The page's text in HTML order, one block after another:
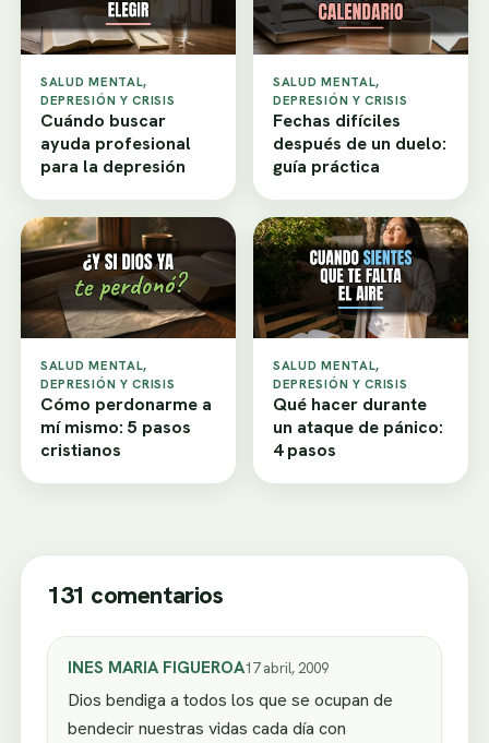
SALUD MENTAL,
DEPRESIÓN Y CRISIS
Cuándo buscar
ayuda profesional
para la depresión
SALUD MENTAL,
DEPRESIÓN Y CRISIS
Fechas difíciles
después de un duelo:
guía práctica
SALUD MENTAL,
DEPRESIÓN Y CRISIS
Cómo perdonarme a
mí mismo: 5 pasos
cristianos
SALUD MENTAL,
DEPRESIÓN Y CRISIS
Qué hacer durante
un ataque de pánico:
4 pasos
131 comentarios
INES MARIA FIGUEROA17 abril, 2009
Dios bendiga a todos los que se ocupan de
bendecir nuestras vidas cada día con